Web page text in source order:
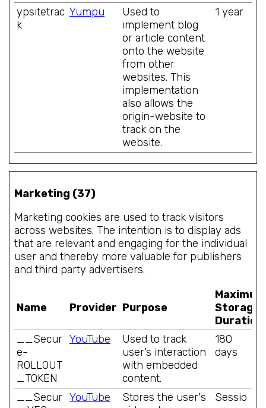
ypsitetrac
k
Yumpu
Used to
implement blog
or article content
onto the website
from other
websites. This
implementation
also allows the
origin-website to
track on the
website.
1 year
Marketing (37)
Marketing cookies are used to track visitors
across websites. The intention is to display ads
that are relevant and engaging for the individual
user and thereby more valuable for publishers
and third party advertisers.
Name Provider Purpose
Maximum
Storage
Duration
__Secur
e-
ROLLOUT
_TOKEN
YouTube
Used to track
user’s interaction
with embedded
content.
180
days
__Secur YouTube
Stores the user's
Sessio